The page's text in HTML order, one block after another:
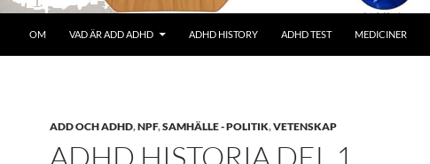
OM VAD ÄR ADD ADHD ADHD HISTORY ADHD TEST MEDICINER
ADD OCH ADHD,NPF,SAMHÄLLE - POLITIK,VETENSKAP
ADHD HISTORIA DEL 1